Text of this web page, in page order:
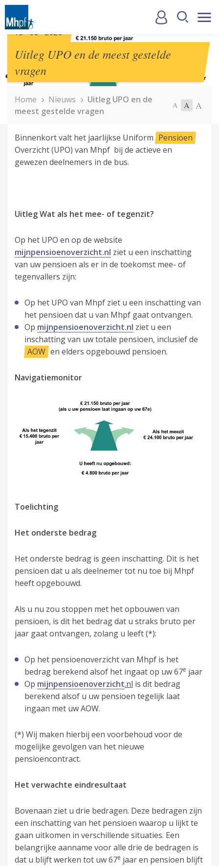
13 - 08 - 2020
Uitleg UPO en de meest gestelde
vragen
Home Nieuws
Uitleg UPO en de
meest gestelde vragen
A A A
Binnenkort valt het jaarlijkse Uniform Pensioen
Overzicht (UPO) van Mhpf bij de actieve en
gewezen deelnemers in de bus.
Uitleg Wat als het mee- of tegenzit?
Op het UPO en op de website
mijnpensioenoverzicht.nl ziet u een inschatting
van uw pensioen als er in de toekomst mee- of
tegenvallers zijn:
Op het UPO van Mhpf ziet u een inschatting van
het pensioen dat u van Mhpf gaat ontvangen.
Op mijnpensioenoverzicht.nl ziet u een
inschatting van uw totale pensioen, inclusief de
AOW en elders opgebouwd pensioen.
Navigatiemonitor
Toelichting
Het onderste bedrag
Het onderste bedrag is geen inschatting. Dit is het
pensioen dat u als deelnemer tot nu toe bij Mhpf
heeft opgebouwd.
Als u nu zou stoppen met het opbouwen van
pensioen, is dit het bedrag dat u straks bruto per
jaar gaat ontvangen, zolang u leeft (*):
Op het pensioenoverzicht van Mhpf is het
bedrag berekend alsof het ingaat op uw 67e jaar
Op mijnpensioenoverzicht.nl is dit bedrag
berekend alsof u uw pensioen tegelijk laat
ingaan met uw AOW.
(*) Wij maken hierbij een voorbehoud voor de
mogelijke gevolgen van het nieuwe
pensioencontract.
Het verwachte eindresultaat
Bovenaan ziet u drie bedragen. Deze bedragen zijn
een inschatting van het pensioen waarop u lijkt te
gaan uitkomen in verschillende situaties. Een
belangrijke aanname voor alle drie de bedragen is
dat u blijft werken tot uw 67e jaar en pensioen blijft